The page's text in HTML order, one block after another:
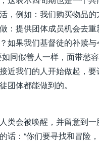
，例如：我们购买物品
：提供团体成员机会去
如果我们基督徒的补赎
同假善人一样，面带愁
近我们的人开始做起，
团体都能做到的。
会被唤醒，并留意到一
话：“你们要寻找和冒险